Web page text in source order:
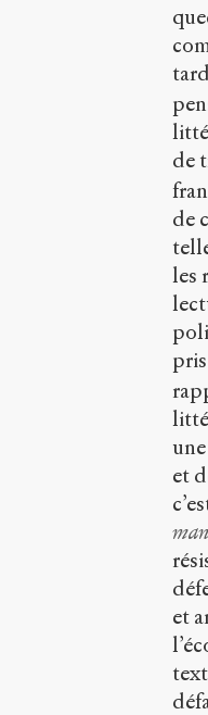
de
de
les
et
et